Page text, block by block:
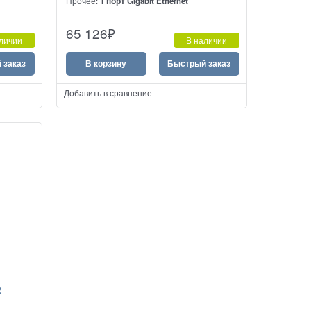
VoIP шлюз на 24 порта FXS
65 126₽ В наличии
В корзину Быстрый заказ
Добавить в сравнение